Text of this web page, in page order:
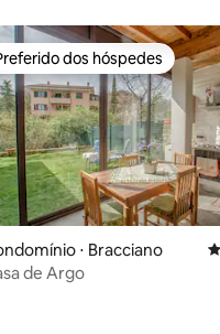
média de 5, 283
dos hóspedes
dos hóspedes
⋅ Bracciano
de Argo